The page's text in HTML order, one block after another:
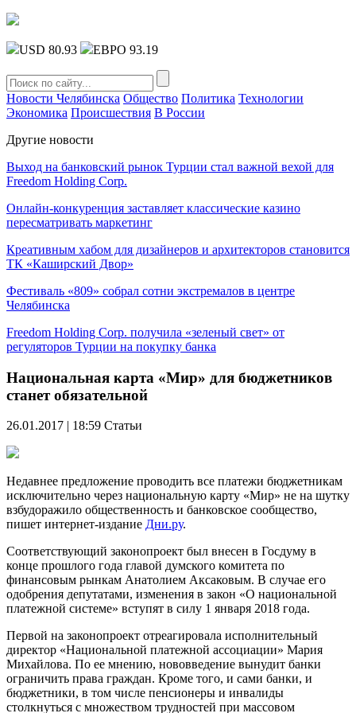
USD 80.93 ЕВРО 93.19
Новости Челябинска Общество Политика Технологии
Экономика Происшествия В России
Другие новости
Выход на банковский рынок Турции стал важной вехой для
Freedom Holding Corp.
Онлайн-конкуренция заставляет классические казино
пересматривать маркетинг
Креативным хабом для дизайнеров и архитекторов становится
ТК «Каширский Двор»
Фестиваль «809» собрал сотни экстремалов в центре
Челябинска
Freedom Holding Corp. получила «зеленый свет» от
регуляторов Турции на покупку банка
Национальная карта «Мир» для бюджетников
станет обязательной
26.01.2017 | 18:59 Статьи
Недавнее предложение проводить все платежи бюджетникам
исключительно через национальную карту «Мир» не на шутку
взбудоражило общественность и банковское сообщество,
пишет интернет-издание Дни.ру.
Соответствующий законопроект был внесен в Госдуму в
конце прошлого года главой думского комитета по
финансовым рынкам Анатолием Аксаковым. В случае его
одобрения депутатами, изменения в закон «О национальной
платежной системе» вступят в силу 1 января 2018 года.
Первой на законопроект отреагировала исполнительный
директор «Национальной платежной ассоциации» Мария
Михайлова. По ее мнению, нововведение вынудит банки
ограничить права граждан. Кроме того, и сами банки, и
бюджетники, в том числе пенсионеры и инвалиды
столкнуться с множеством трудностей при массовом